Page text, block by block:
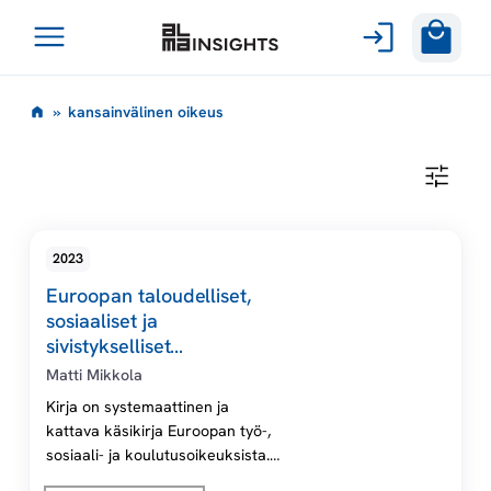
sisältöön
Avaa
k
s
a
n
» kansainvälinen oikeus
V
L
I
N
E
N
K
2023
Euroopan taloudelliset,
sosiaaliset ja
sivistykselliset
perusoikeudet Digikirja
Matti Mikkola
Kirja on systemaattinen ja
kattava käsikirja Euroopan työ-,
sosiaali- ja koulutusoikeuksista.